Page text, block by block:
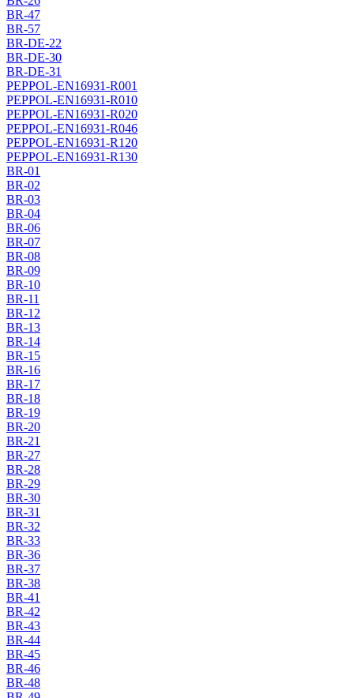
BR-47
BR-57
BR-DE-22
BR-DE-30
BR-DE-31
PEPPOL-EN16931-R001
PEPPOL-EN16931-R010
PEPPOL-EN16931-R020
PEPPOL-EN16931-R046
PEPPOL-EN16931-R120
PEPPOL-EN16931-R130
BR-01
BR-02
BR-03
BR-04
BR-06
BR-07
BR-08
BR-09
BR-10
BR-11
BR-12
BR-13
BR-14
BR-15
BR-16
BR-17
BR-18
BR-19
BR-20
BR-21
BR-27
BR-28
BR-29
BR-30
BR-31
BR-32
BR-33
BR-36
BR-37
BR-38
BR-41
BR-42
BR-43
BR-44
BR-45
BR-46
BR-48